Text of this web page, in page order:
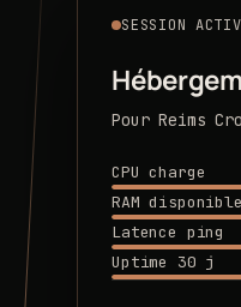
SESSION
Pour Reims
CPU charge
RAM disponible
Latence ping
Uptime 30 j